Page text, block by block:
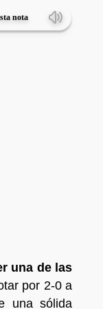
nota
una de las
por 2-0 a
una sólida